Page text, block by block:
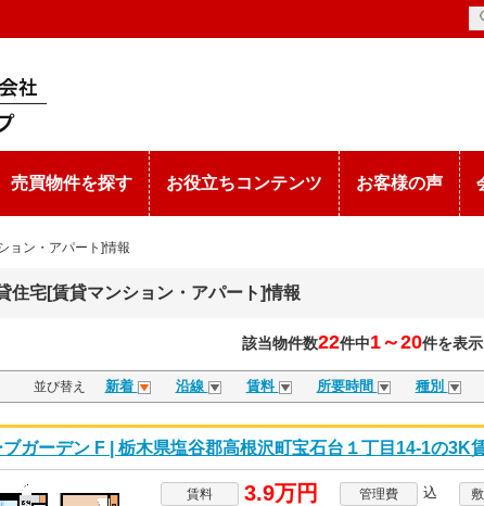
売買物件を探す お役立ちコンテンツ お客様の声
ョン・アパート]情報
住宅[賃貸マンション・アパート]情報
該当物件数22件中1～20件を表示
並び替え 新着 沿線 賃料 所要時間 種別
ガーデン F | 栃木県塩谷郡高根沢町宝石台１丁目14-1の3K
賃料 3.9万円 管理費 込